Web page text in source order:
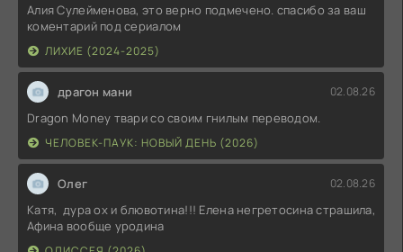
Алия Сулейменова, это верно подмечено. спасибо за ваш
коментарий под сериалом
ЛИХИЕ (2024-2025)
драгон мани 02.08.26
Dragon Money твари со своим гнилым переводом.
ЧЕЛОВЕК-ПАУК: НОВЫЙ ДЕНЬ (2026)
Олег 02.08.26
Катя, дура ох и блювотина!!! Елена негретосина страшила,
Афина вообще уродина